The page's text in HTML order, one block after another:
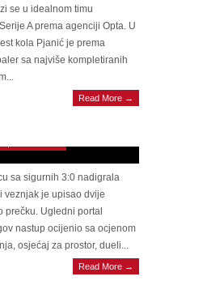
se u idealnom timu
A prema agenciji Opta. U
kola Pjanić je prema
sa najviše kompletiranih
Read More →
na račun Pjanića: ”Bosanac
sa sigurnih 3:0 nadigrala
veznjak je upisao dvije
prečku. Ugledni portal
nastup ocijenio sa ocjenom
osjećaj za prostor, dueli...
Read More →
asistent u pobjedi Rome,